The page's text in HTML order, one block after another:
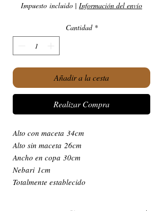
Impuesto incluido | Información del envío
Cantidad *
Añadir a la cesta
Realizar Compra
Alto con maceta 34cm
Alto sin maceta 26cm
Ancho en copa 30cm
Nebari 1cm
Totalmente establecido